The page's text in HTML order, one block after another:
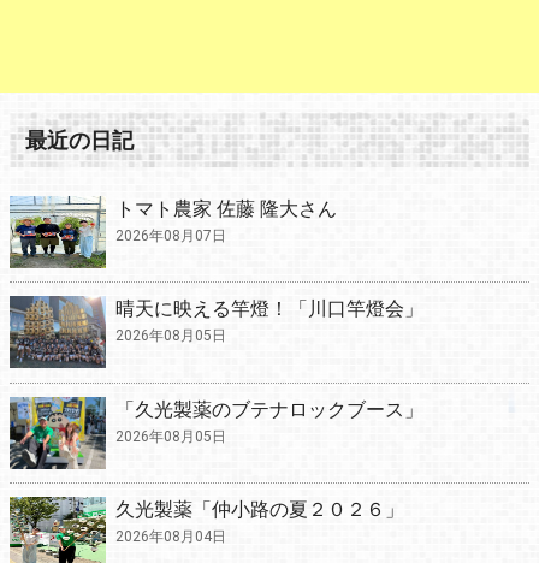
最近の日記
トマト農家 佐藤 隆大さん
2026年08月07日
晴天に映える竿燈！「川口竿燈会」
2026年08月05日
「久光製薬のブテナロックブース」
2026年08月05日
久光製薬「仲小路の夏２０２６」
2026年08月04日